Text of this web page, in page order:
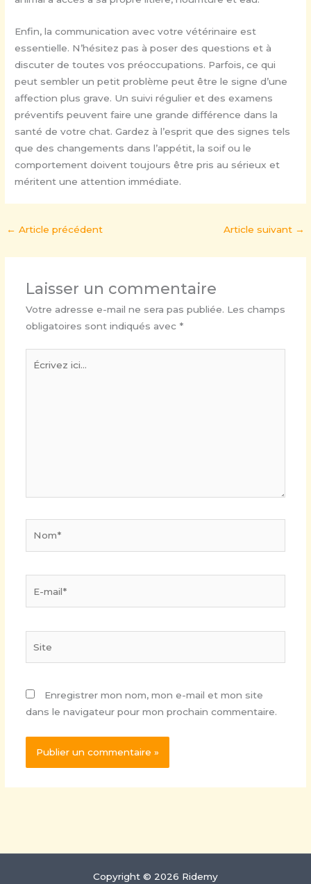
Enfin, la communication avec votre vétérinaire est
essentielle. N’hésitez pas à poser des questions et à
discuter de toutes vos préoccupations. Parfois, ce qui
peut sembler un petit problème peut être le signe d’une
affection plus grave. Un suivi régulier et des examens
préventifs peuvent faire une grande différence dans la
santé de votre chat. Gardez à l’esprit que des signes tels
que des changements dans l’appétit, la soif ou le
comportement doivent toujours être pris au sérieux et
méritent une attention immédiate.
← Article précédent Article suivant →
Laisser un commentaire
Votre adresse e-mail ne sera pas publiée. Les champs
obligatoires sont indiqués avec *
Enregistrer mon nom, mon e-mail et mon site
dans le navigateur pour mon prochain commentaire.
Copyright © 2026 Ridemy